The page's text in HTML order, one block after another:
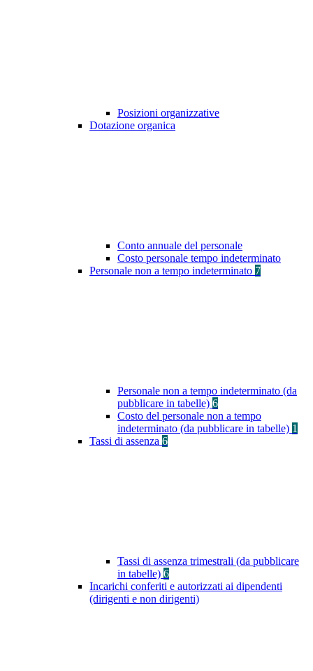
Posizioni organizzative
Dotazione organica
Conto annuale del personale
Costo personale tempo indeterminato
Personale non a tempo indeterminato 7
Personale non a tempo indeterminato (da
pubblicare in tabelle) 6
Costo del personale non a tempo
indeterminato (da pubblicare in tabelle) 1
Tassi di assenza 6
Tassi di assenza trimestrali (da pubblicare
in tabelle) 6
Incarichi conferiti e autorizzati ai dipendenti
(dirigenti e non dirigenti)